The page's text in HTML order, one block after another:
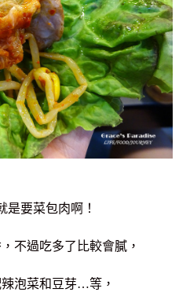
是要菜包肉啊！
不過吃多了比較會膩，
泡菜和豆芽…等，